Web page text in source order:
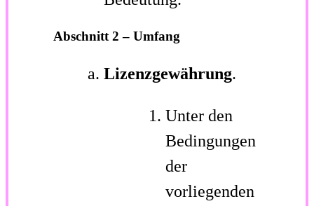
Abschnitt 2 – Umfang
Lizenzgewährung.
Unter den
Bedingungen
der
vorliegenden